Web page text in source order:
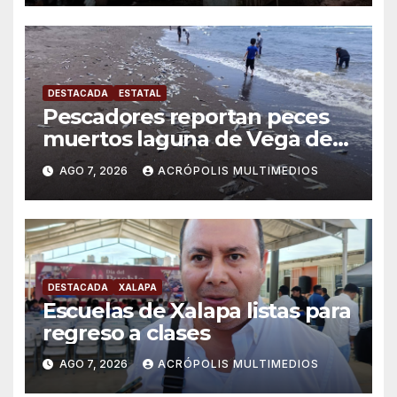
DESTACADA ESTATAL
Pescadores reportan peces
muertos laguna de Vega de
Alatorre
AGO 7, 2026 ACRÓPOLIS MULTIMEDIOS
DESTACADA XALAPA
Escuelas de Xalapa listas para
regreso a clases
AGO 7, 2026 ACRÓPOLIS MULTIMEDIOS